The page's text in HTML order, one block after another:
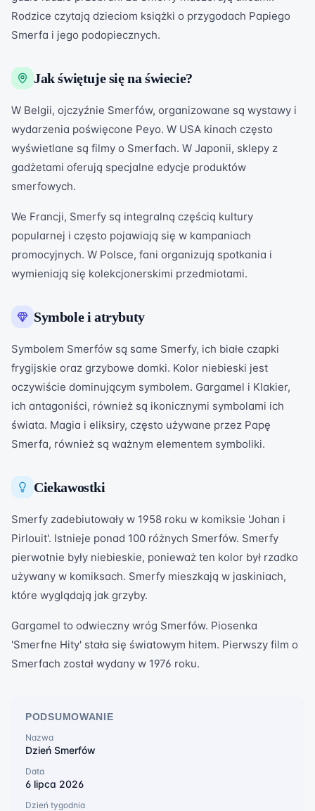
Rodzice czytają dzieciom książki o przygodach Papiego
Smerfa i jego podopiecznych.
Jak świętuje się na świecie?
W Belgii, ojczyźnie Smerfów, organizowane są wystawy i
wydarzenia poświęcone Peyo. W USA kinach często
wyświetlane są filmy o Smerfach. W Japonii, sklepy z
gadżetami oferują specjalne edycje produktów
smerfowych.
We Francji, Smerfy są integralną częścią kultury
popularnej i często pojawiają się w kampaniach
promocyjnych. W Polsce, fani organizują spotkania i
wymieniają się kolekcjonerskimi przedmiotami.
Symbole i atrybuty
Symbolem Smerfów są same Smerfy, ich białe czapki
frygijskie oraz grzybowe domki. Kolor niebieski jest
oczywiście dominującym symbolem. Gargamel i Klakier,
ich antagoniści, również są ikonicznymi symbolami ich
świata. Magia i eliksiry, często używane przez Papę
Smerfa, również są ważnym elementem symboliki.
Ciekawostki
Smerfy zadebiutowały w 1958 roku w komiksie 'Johan i
Pirlouit'. Istnieje ponad 100 różnych Smerfów. Smerfy
pierwotnie były niebieskie, ponieważ ten kolor był rzadko
używany w komiksach. Smerfy mieszkają w jaskiniach,
które wyglądają jak grzyby.
Gargamel to odwieczny wróg Smerfów. Piosenka
'Smerfne Hity' stała się światowym hitem. Pierwszy film o
Smerfach został wydany w 1976 roku.
PODSUMOWANIE
Nazwa
Dzień Smerfów
Data
6 lipca 2026
Dzień tygodnia